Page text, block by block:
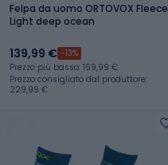
Felpa da uomo ORTOVOX Fleece
Light deep ocean
139,99 € -13%
Prezzo più basso: 159,99 €
Prezzo consigliato dal produttore:
229,99 €